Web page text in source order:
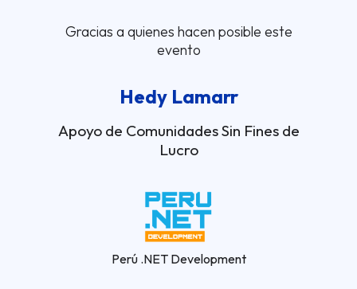
Gracias a quienes hacen posible este
evento
Hedy Lamarr
Apoyo de Comunidades Sin Fines de
Lucro
Perú .NET Development